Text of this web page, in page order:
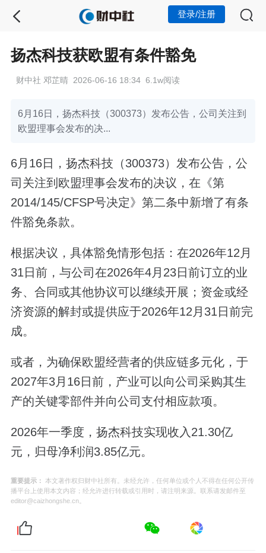
登录/注册
扬杰科技获欧盟有条件豁免
财中社 邓芷晴 2026-06-16 18:34 6.1w阅读
6月16日，扬杰科技（300373）发布公告，公司关注到
欧盟理事会发布的决...
6月16日，扬杰科技（300373）发布公告，公
司关注到欧盟理事会发布的决议，在《第
2014/145/CFSP号决定》第二条中新增了有条
件豁免条款。
根据决议，具体豁免情形包括：在2026年12月
31日前，与公司在2026年4月23日前订立的业
务、合同或其他协议可以继续开展；资金或经
济资源的解封或提供应于2026年12月31日前完
成。
或者，为确保欧盟经营者的供应链多元化，于
2027年3月16日前，产业可以向公司采购其生
产的关键零部件并向公司支付相应款项。
2026年一季度，扬杰科技实现收入21.30亿
元，归母净利润3.85亿元。
重要提示： 本文著作权归财中社所有。未经允许，任何单位或个人不得在任何公开传
播平台上使用本文内容；经允许进行转载或引用时，请注明来源。联系请发邮件至
editor@caizhongshe.cn。